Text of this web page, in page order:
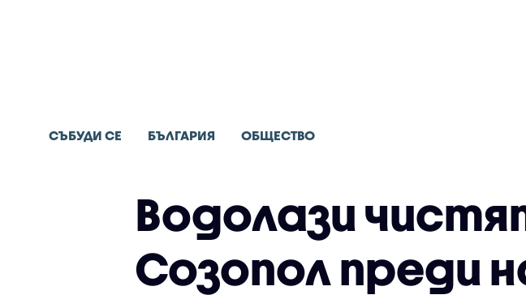
СЪБУДИ СЕ БЪЛГАРИЯ ОБЩЕСТВО
Водолази
Созопол преди